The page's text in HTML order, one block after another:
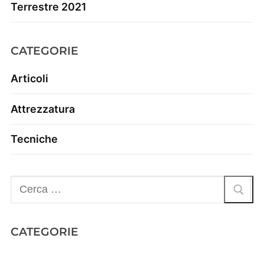
Terrestre 2021
CATEGORIE
Articoli
Attrezzatura
Tecniche
CATEGORIE